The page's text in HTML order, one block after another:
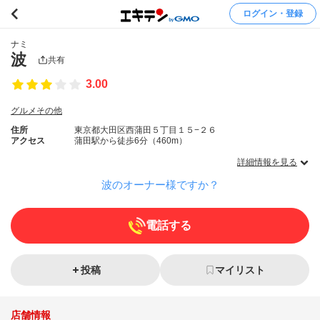
ログイン・登録
ナミ
波 共有
3.00
グルメその他
住所
東京都大田区西蒲田５丁目１５−２６
アクセス
蒲田駅から徒歩6分（460m）
詳細情報を見る
波のオーナー様ですか？
電話する
投稿 マイリスト
店舗情報